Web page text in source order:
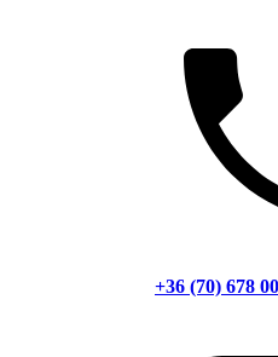
+36 (70) 678